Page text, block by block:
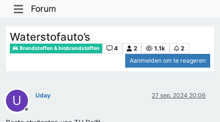
Forum
Waterstofauto’s
Brandstoffen & biobrandstoffen 4 2 1.1k
2
Aanmelden om te reageren
U
Offline
Uday 27 sep. 2024 20:06